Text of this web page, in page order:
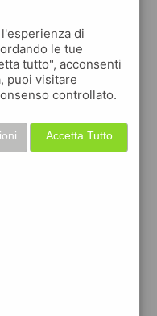
una app
'un'app per ottica
ogni volta che la
inbuoni sconto
la spesa, fare
di
le tue
tutto", acconsenti
puoi visitare
controllato.
Accetta Tutto